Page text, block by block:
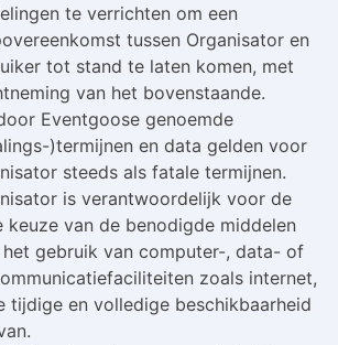
te verrichten om een
tussen Organisator en
tot stand te laten komen, met
van het bovenstaande.
Eventgoose genoemde
)termijnen en data gelden voor
steeds als fatale termijnen.
is verantwoordelijk voor de
keuze van de benodigde middelen
gebruik van computer-, data- of
zoals internet,
tijdige en volledige beschikbaarheid